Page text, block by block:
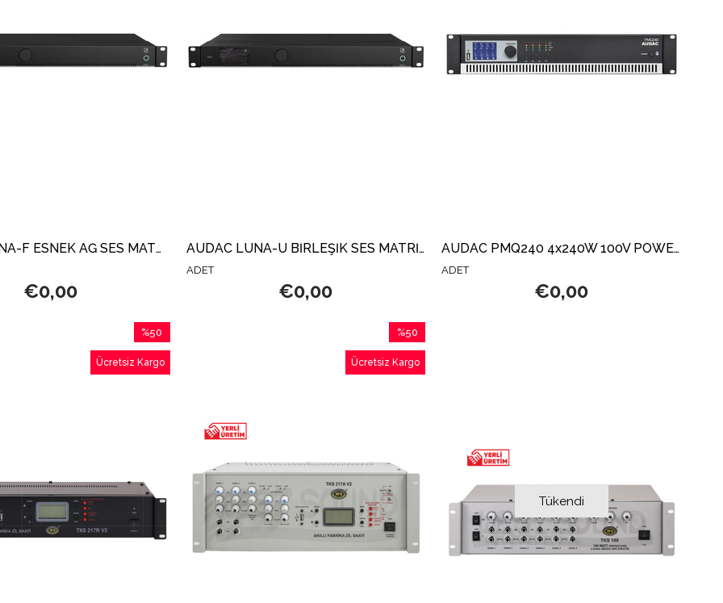
AUDAC LUNA-F ESNEK AĞ SES MATRİSİ İŞLEMCİSİ
€0,00
AUDAC LUNA-U BİRLEŞİK SES MATRİS İŞLEMCİSİ
ADET
€0,00
AUDAC PMQ240 4x240W 100V POWER Amfi
ADET
€0,00
%50
İndirim
%50İndirim
Ücretsiz Kargo
%50
İndirim
%50İndirim
Ücretsiz Kargo
Tükendi